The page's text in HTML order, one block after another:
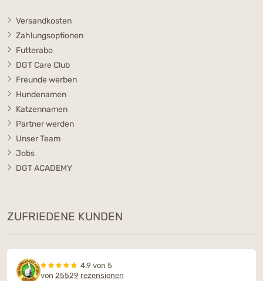
Versandkosten
Zahlungsoptionen
Futterabo
DGT Care Club
Freunde werben
Hundenamen
Katzennamen
Partner werden
Unser Team
Jobs
DGT ACADEMY
ZUFRIEDENE KUNDEN
4.9 von 5
von 25529 rezensionen